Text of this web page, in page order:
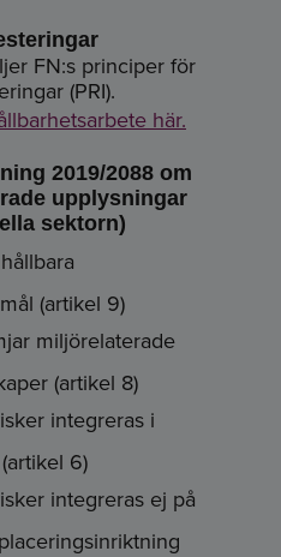
FN:s principer för
(PRI).
här.
2019/2088 om
upplysningar
sektorn)
(artikel 9)
miljörelaterade
(artikel 8)
integreras i
6)
integreras ej på